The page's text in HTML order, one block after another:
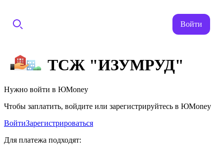
Войти
ТСЖ "ИЗУМРУД"
Нужно войти в ЮMoney
Чтобы заплатить, войдите или зарегистрируйтесь в ЮMoney
ВойтиЗарегистрироваться
Для платежа подходят: